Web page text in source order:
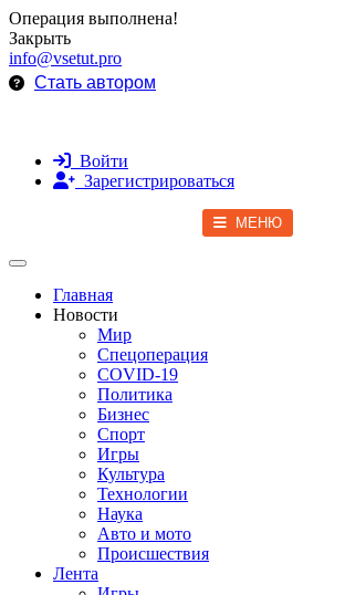
Операция выполнена!
Закрыть
info@vsetut.pro
Стать автором
Войти
Зарегистрироваться
МЕНЮ
Toggle navigation
Главная
Новости
Мир
Спецоперация
COVID-19
Политика
Бизнес
Спорт
Игры
Культура
Технологии
Наука
Авто и мото
Происшествия
Лента